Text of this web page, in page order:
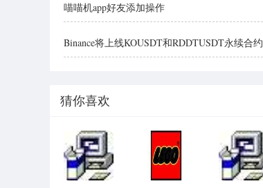
喵喵机app好友添加操作
Binance将上线KOUSDT和RDDTUSDT永续合约
猜你喜欢